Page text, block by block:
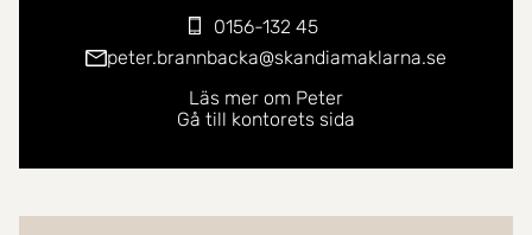
0156-132 45
peter.brannbacka@skandiamaklarna.se
Läs mer om Peter
Gå till kontorets sida